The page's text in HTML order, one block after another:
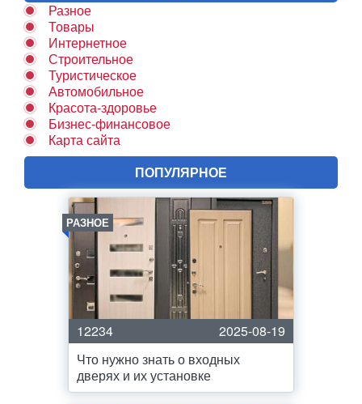
Разное
Товары
Интернетное
Строительное
Туристическое
Автомобильное
Красота-здоровье
Бизнес-финансовое
Карта сайта
ПОПУЛЯРНОЕ
РАЗНОЕ
12234
2025-08-19
Что нужно знать о входных
дверях и их установке